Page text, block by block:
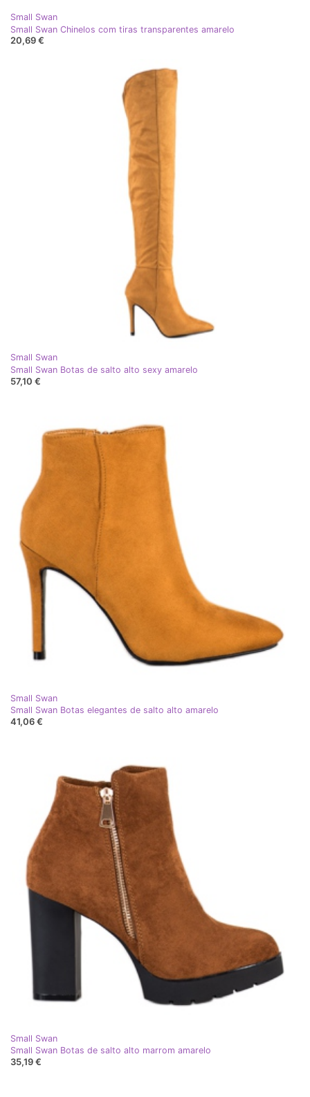
Small Swan
Small Swan Chinelos com tiras transparentes amarelo
20,69 €
Small Swan
Small Swan Botas de salto alto sexy amarelo
57,10 €
Small Swan
Small Swan Botas elegantes de salto alto amarelo
41,06 €
Small Swan
Small Swan Botas de salto alto marrom amarelo
35,19 €